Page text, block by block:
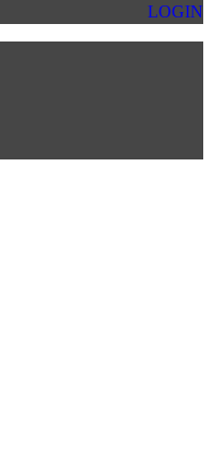
LOGIN